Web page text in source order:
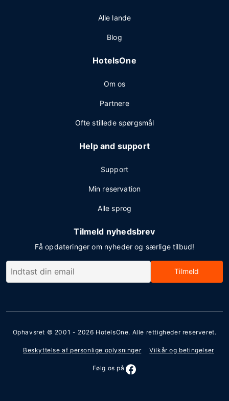
Alle lande
Blog
HotelsOne
Om os
Partnere
Ofte stillede spørgsmål
Help and support
Support
Min reservation
Alle sprog
Tilmeld nyhedsbrev
Få opdateringer om nyheder og særlige tilbud!
Tilmeld
Ophavsret © 2001 - 2026 HotelsOne. Alle rettigheder reserveret.
Beskyttelse af personlige oplysninger Vilkår og betingelser
Følg os på